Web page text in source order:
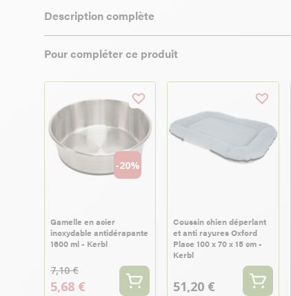
Description complète
Pour compléter ce produit
-20%
Gamelle en acier
inoxydable antidérapante
1600 ml - Kerbl
7,10 €
5,68 €
Coussin chien déperlant
et anti rayures Oxford
Place 100 x 70 x 15 cm -
Kerbl
51,20 €